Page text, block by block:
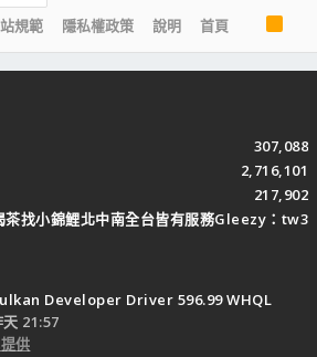
規範 隱私權政策 說明 首頁
R
S
S
307,088
2,716,101
217,902
茶找小錦鯉北中南全台皆有服務Gleezy：tw3
Developer Driver 596.99 WHQL
天 21:57
供